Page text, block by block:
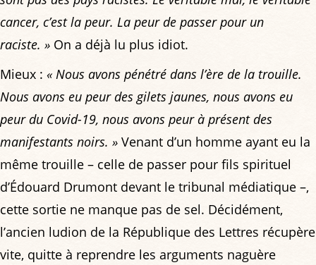
cancer, c’est la peur. La peur de passer pour un
raciste. » On a déjà lu plus idiot.
Mieux : « Nous avons pénétré dans l’ère de la trouille.
Nous avons eu peur des gilets jaunes, nous avons eu
peur du Covid-19, nous avons peur à présent des
manifestants noirs. » Venant d’un homme ayant eu la
même trouille – celle de passer pour fils spirituel
d’Édouard Drumont devant le tribunal médiatique –,
cette sortie ne manque pas de sel. Décidément,
l’ancien ludion de la République des Lettres récupère
vite, quitte à reprendre les arguments naguère